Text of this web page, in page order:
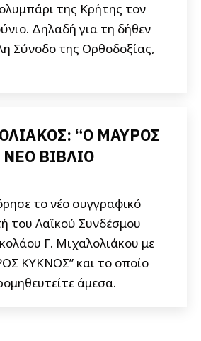
της Κρήτης τον
Δηλαδή για τη δήθεν
Σύνοδο της Ορθοδοξίας,
“Ο ΜΑΥΡΟΣ
ΒΙΒΛΙΟ
το νέο συγγραφικό
του Λαϊκού Συνδέσμου
Γ. Μιχαλολιάκου με
ΚΥΚΝΟΣ” και το οποίο
άμεσα.